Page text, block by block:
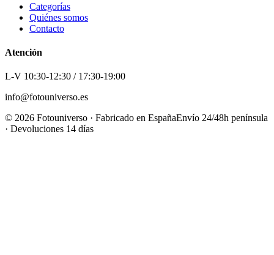
Categorías
Quiénes somos
Contacto
Atención
L-V 10:30-12:30 / 17:30-19:00
info@fotouniverso.es
© 2026 Fotouniverso · Fabricado en EspañaEnvío 24/48h península
· Devoluciones 14 días